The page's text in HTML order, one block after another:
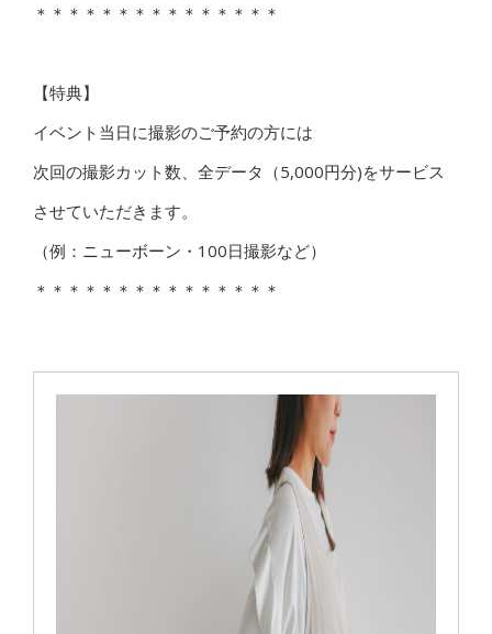
＊＊＊＊＊＊＊＊＊＊＊＊＊＊＊
【特典】
イベント当日に撮影のご予約の方には
次回の撮影カット数、全データ（5,000円分)をサービス
させていただきます。
（例：ニューボーン・100日撮影など）
＊＊＊＊＊＊＊＊＊＊＊＊＊＊＊